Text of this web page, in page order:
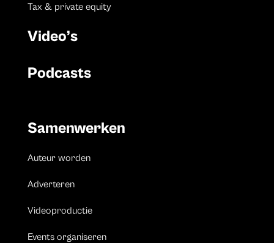
Tax & private equity
Video’s
Podcasts
Samenwerken
Auteur worden
Adverteren
Videoproductie
Events organiseren